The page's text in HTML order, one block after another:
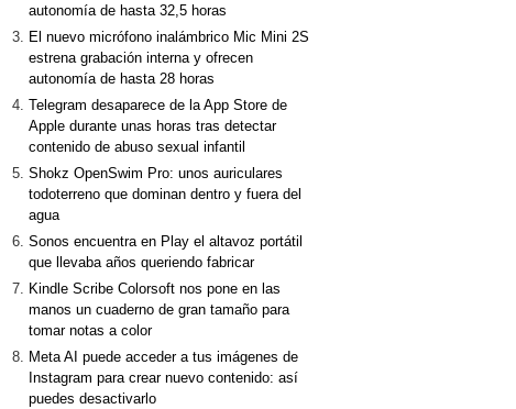
autonomía de hasta 32,5 horas
El nuevo micrófono inalámbrico Mic Mini 2S
estrena grabación interna y ofrecen
autonomía de hasta 28 horas
Telegram desaparece de la App Store de
Apple durante unas horas tras detectar
contenido de abuso sexual infantil
Shokz OpenSwim Pro: unos auriculares
todoterreno que dominan dentro y fuera del
agua
Sonos encuentra en Play el altavoz portátil
que llevaba años queriendo fabricar
Kindle Scribe Colorsoft nos pone en las
manos un cuaderno de gran tamaño para
tomar notas a color
Meta AI puede acceder a tus imágenes de
Instagram para crear nuevo contenido: así
puedes desactivarlo